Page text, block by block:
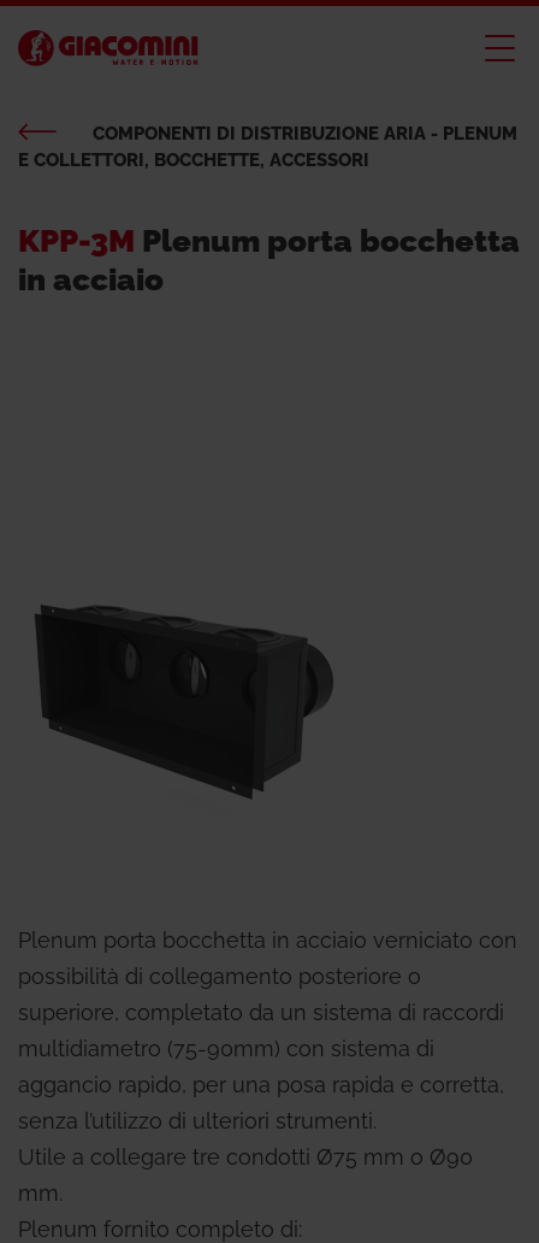
COMPONENTI DI DISTRIBUZIONE ARIA - PLENUM
E COLLETTORI, BOCCHETTE, ACCESSORI
KPP-3M Plenum porta bocchetta
in acciaio
Plenum porta bocchetta in acciaio verniciato con
possibilità di collegamento posteriore o
superiore, completato da un sistema di raccordi
multidiametro (75-90mm) con sistema di
aggancio rapido, per una posa rapida e corretta,
senza l’utilizzo di ulteriori strumenti.
Utile a collegare tre condotti Ø75 mm o Ø90
mm.
Plenum fornito completo di: